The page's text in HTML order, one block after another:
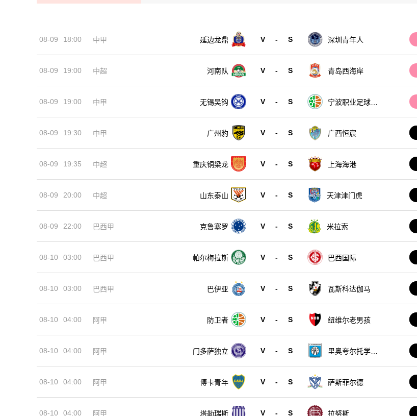
2026-08-17 【NBA】 瑞士VS阿尔及利亚
08-09 18:00 中甲 延边龙鼎 V - S 深圳青年人
08-09 19:00 中超 河南队 V - S 青岛西海岸
08-09 19:00 中甲 无锡吴钩 V - S
宁波职业足球俱
08-09 19:30 中甲 广州豹 V - S 广西恒宸
08-09 19:35 中超 重庆铜梁龙 V - S 上海海港
08-09 20:00 中超 山东泰山 V - S 天津津门虎
08-09 22:00 巴西甲 克鲁塞罗 V - S 米拉索
08-10 03:00 巴西甲 帕尔梅拉斯 V - S 巴西国际
08-10 03:00 巴西甲 巴伊亚 V - S 瓦斯科达伽马
08-10 04:00 阿甲 防卫者 V - S 纽维尔老男孩
08-10 04:00 阿甲 门多萨独立 V - S
里奥夸尔托学生
08-10 04:00 阿甲 博卡青年 V - S 萨斯菲尔德
08-10 04:00 阿甲 塔勒瑞斯 V - S 拉努斯